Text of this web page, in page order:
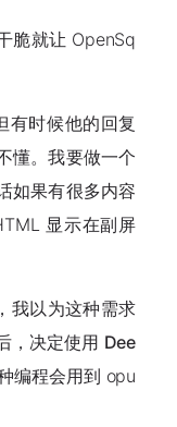
脆就让 OpenSq
有时候他的回复
懂。我要做一个
如果有很多内容
显示在副屏
我以为这种需求
，决定使用 Dee
编程会用到 opu